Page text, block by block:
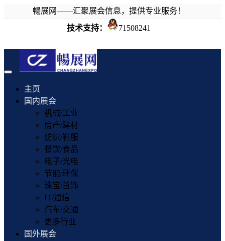
暢展网——汇聚展会信息，提供专业服务！
技术支持：
71508241
Toggle
navigation
主页
国内展会
机械/工业
房产/建材
纺织/鞋服
餐饮/食品
电子/光电
节能/环保
珠宝/首饰
IT/通信
汽车/交通
更多行业
国外展会